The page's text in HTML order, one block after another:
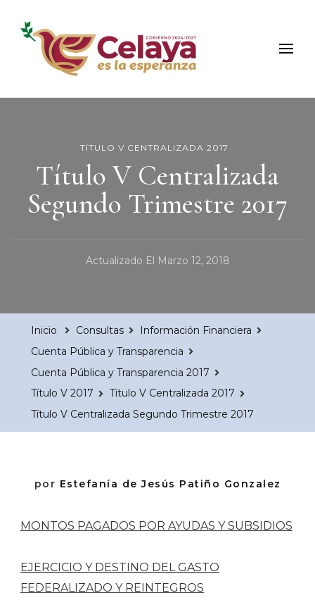
Municipio de Celaya
Portal Oficial del Municipio de Celaya
TÍTULO V CENTRALIZADA 2017
Título V Centralizada
Segundo Trimestre 2017
Actualizado El Marzo 12, 2018
Inicio Consultas
Información Financiera
Cuenta Pública y Transparencia
Cuenta Pública y Transparencia 2017
Título V 2017
Título V Centralizada 2017
Título V Centralizada Segundo Trimestre 2017
por Estefanía de Jesús Patiño Gonzalez
MONTOS PAGADOS POR AYUDAS Y SUBSIDIOS
EJERCICIO Y DESTINO DEL GASTO
FEDERALIZADO Y REINTEGROS